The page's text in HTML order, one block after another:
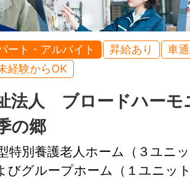
ート・アルバイト 昇給あり
車
経験からOK
法人 ブロードハー
の郷
特別養護老人ホーム（３ユニ
グループホーム（１ユニッ